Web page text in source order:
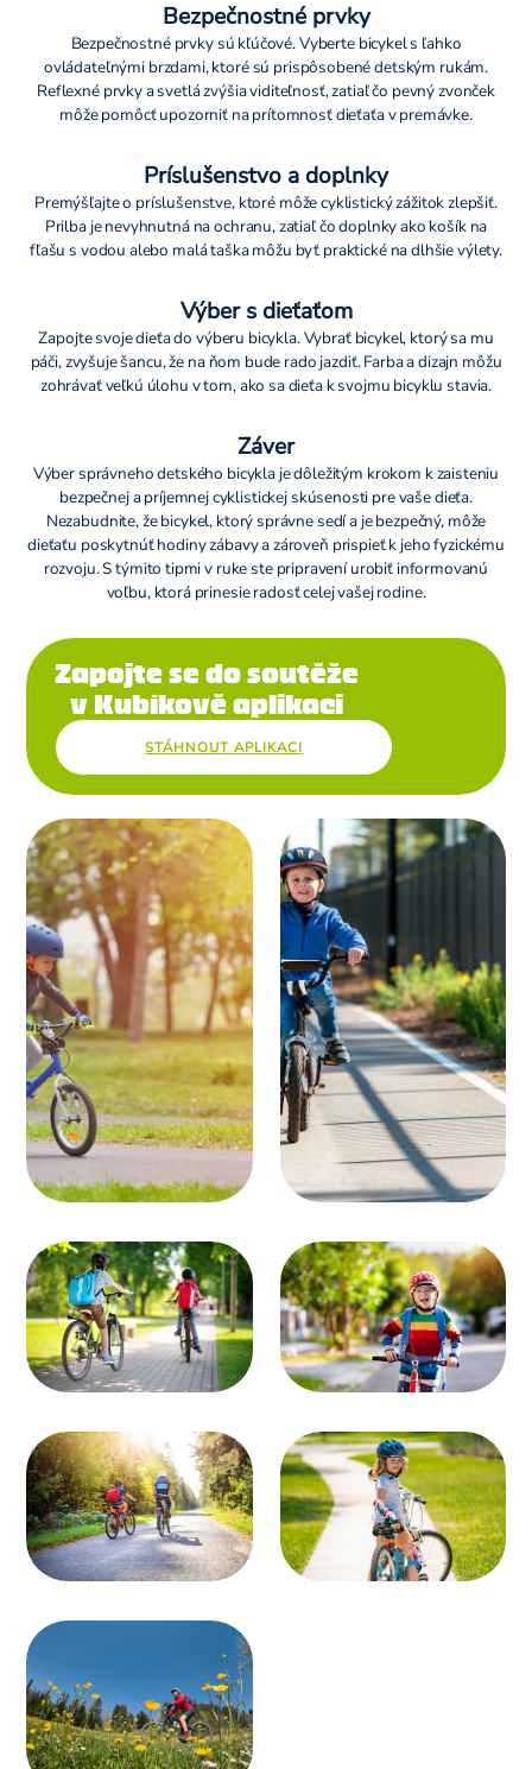
Bezpečnostné prvky
Bezpečnostné prvky sú kľúčové. Vyberte bicykel s ľahko
ovládateľnými brzdami, ktoré sú prispôsobené detským rukám.
Reflexné prvky a svetlá zvýšia viditeľnosť, zatiaľ čo pevný zvonček
môže pomôcť upozorniť na prítomnosť dieťaťa v premávke.
Príslušenstvo a doplnky
Premýšľajte o príslušenstve, ktoré môže cyklistický zážitok zlepšiť.
Prilba je nevyhnutná na ochranu, zatiaľ čo doplnky ako košík na
fľašu s vodou alebo malá taška môžu byť praktické na dlhšie výlety.
Výber s dieťaťom
Zapojte svoje dieťa do výberu bicykla. Vybrať bicykel, ktorý sa mu
páči, zvyšuje šancu, že na ňom bude rado jazdiť. Farba a dizajn môžu
zohrávať veľkú úlohu v tom, ako sa dieťa k svojmu bicyklu stavia.
Záver
Výber správneho detského bicykla je dôležitým krokom k zaisteniu
bezpečnej a príjemnej cyklistickej skúsenosti pre vaše dieťa.
Nezabudnite, že bicykel, ktorý správne sedí a je bezpečný, môže
dieťaťu poskytnúť hodiny zábavy a zároveň prispieť k jeho fyzickému
rozvoju. S týmito tipmi v ruke ste pripravení urobiť informovanú
voľbu, ktorá prinesie radosť celej vašej rodine.
Zapojte se do soutěže
v Kubíkově aplikaci
STÁHNOUT APLIKACI